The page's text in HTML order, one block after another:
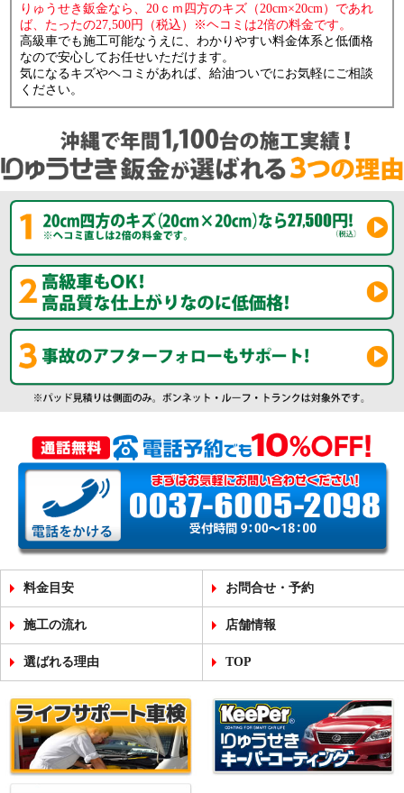
りゅうせき鈑金なら、20ｃｍ四方のキズ（20cm×20cm）であれ
ば、たったの27,500円（税込）※ヘコミは2倍の料金です。
高級車でも施工可能なうえに、わかりやすい料金体系と低価格
なので安心してお任せいただけます。
気になるキズやヘコミがあれば、給油ついでにお気軽にご相談
ください。
料金目安 お問合せ・予約
施工の流れ 店舗情報
選ばれる理由 TOP